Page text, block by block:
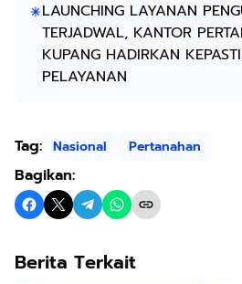
LAUNCHING LAYANAN
TERJADWAL, KANTOR
KUPANG HADIRKAN
PELAYANAN
Tag: Nasional Pertanahan
Bagikan:
Berita Terkait